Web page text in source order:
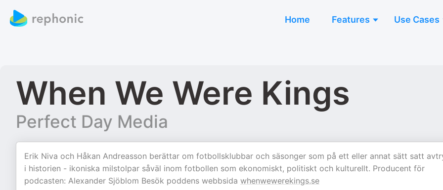
Home Features Use Cases
When We Were Kings
Perfect Day Media
Erik Niva och Håkan Andreasson berättar om fotbollsklubbar och säsonger som på ett eller annat sätt satt
i historien - ikoniska milstolpar såväl inom fotbollen som ekonomiskt, politiskt och kulturellt. Producent för
podcasten: Alexander Sjöblom Besök poddens webbsida whenwewerekings.se